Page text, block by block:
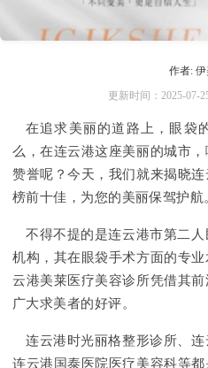
作者: 伊
更新时间：2025-07-
在追求美丽的道路上，眼袋
么，在连云港这座美丽的城市
赞誉呢？今天，我们就来揭晓
榜前十佳，为您的美丽保驾护航
不得不提的是连云港市第二
机构，其在眼袋手术方面的专
云港美莱医疗美容诊所凭借其
广大求美者的好评。
连云港时光丽格整形诊所、
连云港国泰医院医疗美容科等